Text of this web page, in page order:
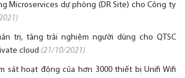
Microservices dự phòng (DR Site) cho Công ty
trị, tăng trải nghiệm người dùng cho QTSC
cloud (21/10/2021)
sát hoạt động của hơn 3000 thiết bị Unifi Wifi